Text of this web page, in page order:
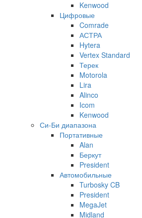
Kenwood
Цифровые
Comrade
АСТРА
Hytera
Vertex Standard
Терек
Motorola
Lira
Alinco
Icom
Kenwood
Си-Би диапазона
Портативные
Alan
Беркут
President
Автомобильные
Turbosky CB
President
MegaJet
Midland